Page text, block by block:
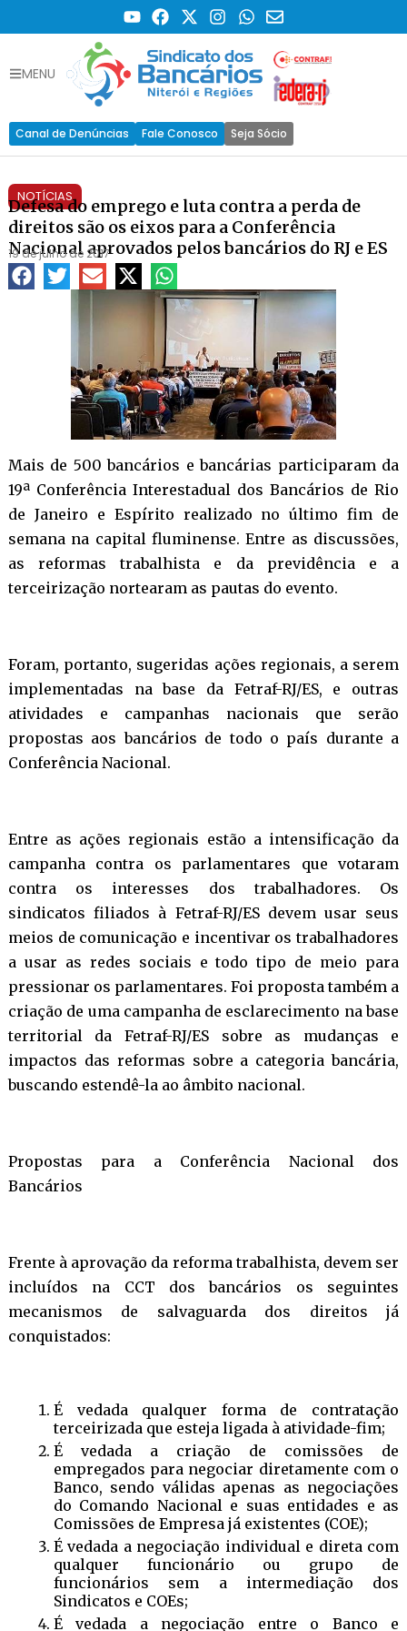
MENU
Canal de Denúncias Fale Conosco Seja Sócio
NOTÍCIAS
Defesa do emprego e luta contra a perda de
direitos são os eixos para a Conferência
Nacional aprovados pelos bancários do RJ e ES
19 de julho de 2017
Mais de 500 bancários e bancárias participaram da
19ª Conferência Interestadual dos Bancários de Rio
de Janeiro e Espírito realizado no último fim de
semana na capital fluminense. Entre as discussões,
as reformas trabalhista e da previdência e a
terceirização nortearam as pautas do evento.
Foram, portanto, sugeridas ações regionais, a serem
implementadas na base da Fetraf-RJ/ES, e outras
atividades e campanhas nacionais que serão
propostas aos bancários de todo o país durante a
Conferência Nacional.
Entre as ações regionais estão a intensificação da
campanha contra os parlamentares que votaram
contra os interesses dos trabalhadores. Os
sindicatos filiados à Fetraf-RJ/ES devem usar seus
meios de comunicação e incentivar os trabalhadores
a usar as redes sociais e todo tipo de meio para
pressionar os parlamentares. Foi proposta também a
criação de uma campanha de esclarecimento na base
territorial da Fetraf-RJ/ES sobre as mudanças e
impactos das reformas sobre a categoria bancária,
buscando estendê-la ao âmbito nacional.
Propostas para a Conferência Nacional dos
Bancários
Frente à aprovação da reforma trabalhista, devem ser
incluídos na CCT dos bancários os seguintes
mecanismos de salvaguarda dos direitos já
conquistados:
É vedada qualquer forma de contratação
terceirizada que esteja ligada à atividade-fim;
É vedada a criação de comissões de
empregados para negociar diretamente com o
Banco, sendo válidas apenas as negociações
do Comando Nacional e suas entidades e as
Comissões de Empresa já existentes (COE);
É vedada a negociação individual e direta com
qualquer funcionário ou grupo de
funcionários sem a intermediação dos
Sindicatos e COEs;
É vedada a negociação entre o Banco e